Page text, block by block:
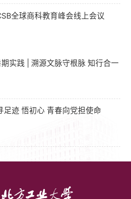
全球商科教育峰会线上会议
实践​ | 溯源文脉守根脉 知行合一
足迹 悟初心 青春向党担使命